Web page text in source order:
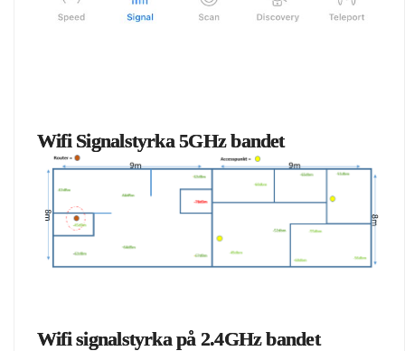
Wifi Signalstyrka 5GHz bandet
Wifi signalstyrka på 2.4GHz bandet